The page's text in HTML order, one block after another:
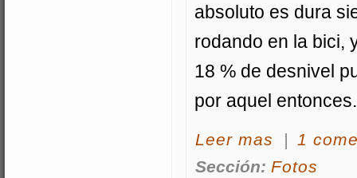
absoluto es dura
rodando en la bici,
18 % de desnivel
por aquel entonces.
Leer mas acerca FOTOS
| 1
Sección: Fotos